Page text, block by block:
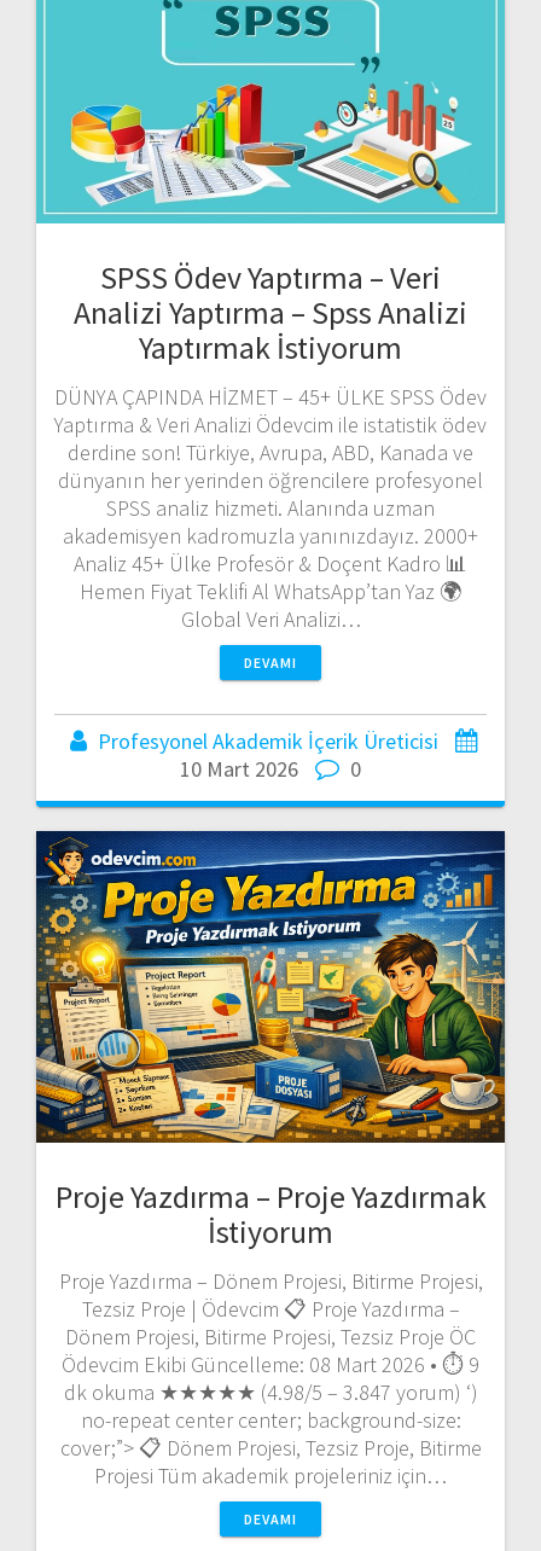
SPSS Ödev Yaptırma – Veri
Analizi Yaptırma – Spss Analizi
Yaptırmak İstiyorum
DÜNYA ÇAPINDA HİZMET – 45+ ÜLKE SPSS Ödev
Yaptırma & Veri Analizi Ödevcim ile istatistik ödev
derdine son! Türkiye, Avrupa, ABD, Kanada ve
dünyanın her yerinden öğrencilere profesyonel
SPSS analiz hizmeti. Alanında uzman
akademisyen kadromuzla yanınızdayız. 2000+
Analiz 45+ Ülke Profesör & Doçent Kadro 📊
Hemen Fiyat Teklifi Al WhatsApp’tan Yaz 🌍
Global Veri Analizi…
DEVAMI
Profesyonel Akademik İçerik Üreticisi
10 Mart 2026
0
Proje Yazdırma – Proje Yazdırmak
İstiyorum
Proje Yazdırma – Dönem Projesi, Bitirme Projesi,
Tezsiz Proje | Ödevcim 📋 Proje Yazdırma –
Dönem Projesi, Bitirme Projesi, Tezsiz Proje ÖC
Ödevcim Ekibi Güncelleme: 08 Mart 2026 • ⏱️ 9
dk okuma ★★★★★ (4.98/5 – 3.847 yorum) ‘)
no-repeat center center; background-size:
cover;”> 📋 Dönem Projesi, Tezsiz Proje, Bitirme
Projesi Tüm akademik projeleriniz için…
DEVAMI